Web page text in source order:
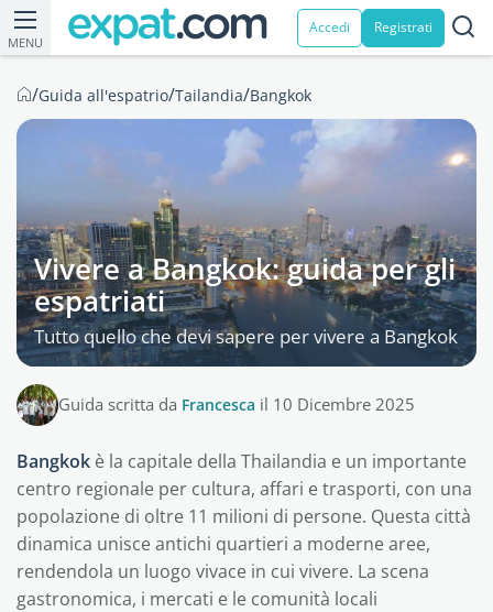
MENU
Accedi Registrati
/Guida all'espatrio/Tailandia/Bangkok
Vivere a Bangkok: guida per gli
espatriati
Tutto quello che devi sapere per vivere a Bangkok
Guida scritta da Francesca il 10 Dicembre 2025
Bangkok è la capitale della Thailandia e un importante
centro regionale per cultura, affari e trasporti, con una
popolazione di oltre 11 milioni di persone. Questa città
dinamica unisce antichi quartieri a moderne aree,
rendendola un luogo vivace in cui vivere. La scena
gastronomica, i mercati e le comunità locali